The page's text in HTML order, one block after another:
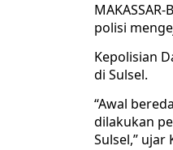
polisi
Kepolisian
di Sulsel.
“Awal
dilakukan
Sulsel,” ujar